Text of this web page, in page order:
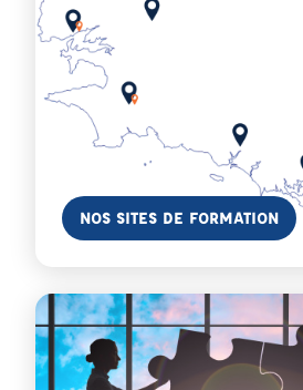
En savoir plus
NOS SITES DE FORMATION